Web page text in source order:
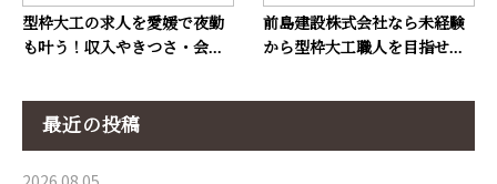
型枠大工の求人を愛媛で夜勤
も叶う！収入やきつさ・会...
前島建設株式会社なら未経験
から型枠大工職人を目指せ...
最近の投稿